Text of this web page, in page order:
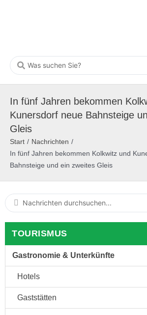
In fünf Jahren bekommen
Kunersdorf neue Bahnsteige
Gleis
Start / Nachrichten /
In fünf Jahren bekommen Kolkwitz und
Bahnsteige und ein zweites Gleis
TOURISMUS
Gastronomie & Unterkünfte
Hotels
Gaststätten